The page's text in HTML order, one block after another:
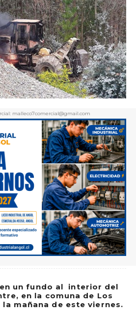
malleco7comercial@gmail.com
un fundo al interior del
en la comuna de Los
la mañana de este viernes.